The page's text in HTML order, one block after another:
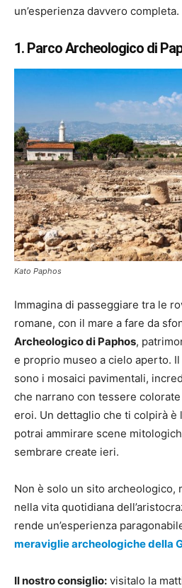
un’esperienza davvero completa.
1. Parco Archeologico di
Kato Paphos
Immagina di passeggiare tra le
romane, con il mare a fare da
Archeologico di Paphos,
e proprio museo a cielo aperto.
sono i mosaici pavimentali,
che narrano con tessere
eroi. Un dettaglio che ti colpirà è
potrai ammirare scene
sembrare create ieri.
Non è solo un sito archeologico,
nella vita quotidiana
rende un’esperienza
meraviglie archeologiche della
Il nostro consiglio: visitalo la